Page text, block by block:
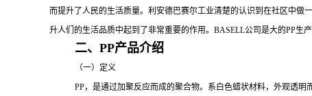
而提升了人民的生活质量。利安德巴赛尔工业清楚的认识到在社区中做
升人们的生活品质中起到了非常重要的作用。 BASELL公司是大的PP生
二、PP产品介绍
（一）定义
PP，是通过加聚反应而成的聚合物。系白色蜡状材料，外观透明